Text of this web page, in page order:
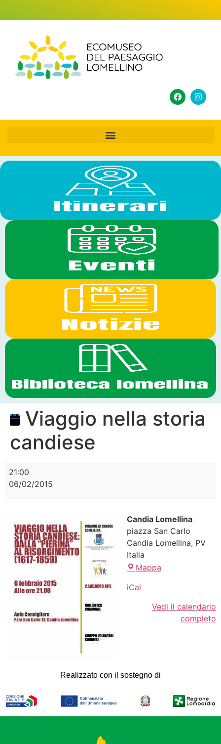
Viaggio nella storia
candiese
21:00
06/02/2015
Candia Lomellina
piazza San Carlo
Candia Lomellina, PV
Italia
Mappa
iCal
Vedi il calendario
completo
Realizzato con il sostegno di